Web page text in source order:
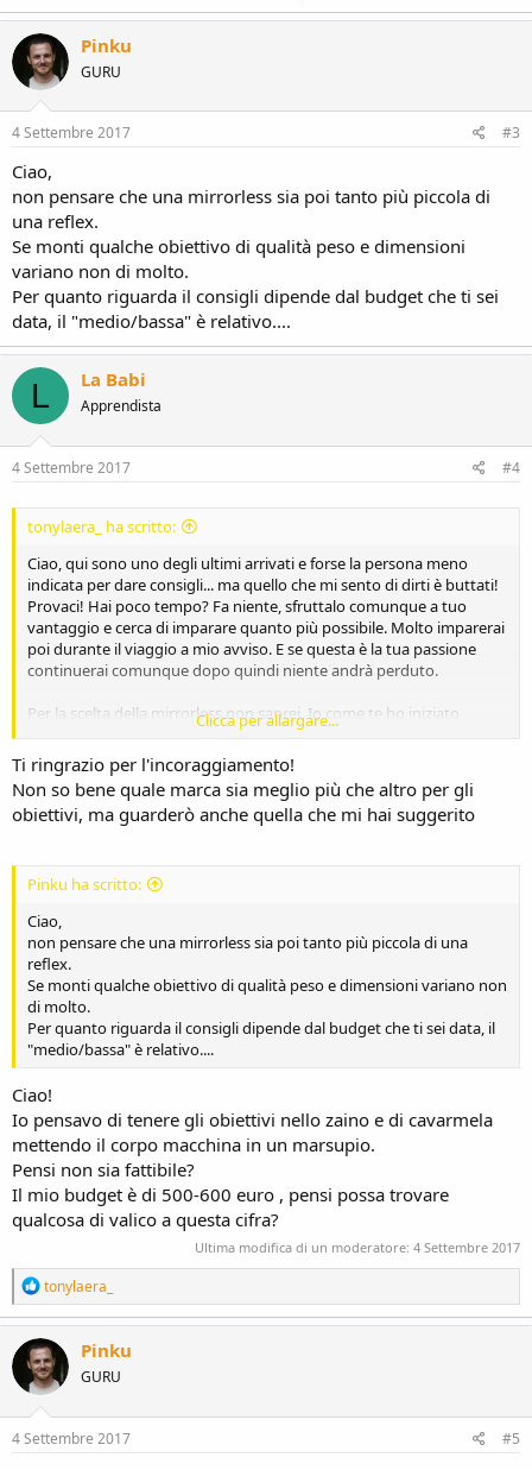
Pinku
GURU
4 Settembre 2017 #3
Ciao,
non pensare che una mirrorless sia poi tanto più piccola di
una reflex.
Se monti qualche obiettivo di qualità peso e dimensioni
variano non di molto.
Per quanto riguarda il consigli dipende dal budget che ti sei
data, il "medio/bassa" è relativo....
L La Babi
Apprendista
4 Settembre 2017 #4
tonylaera_ ha scritto:
Ciao, qui sono uno degli ultimi arrivati e forse la persona meno
indicata per dare consigli... ma quello che mi sento di dirti è buttati!
Provaci! Hai poco tempo? Fa niente, sfruttalo comunque a tuo
vantaggio e cerca di imparare quanto più possibile. Molto imparerai
poi durante il viaggio a mio avviso. E se questa è la tua passione
continuerai comunque dopo quindi niente andrà perduto.
Per la scelta della mirrorless non saprei. Io come te ho iniziato
veramente da poco e ho una Sony a5000 che, per me che sono un
novizio, mi sta dando comunque belle soddisfazioni. Pagata non
molto essendo una entry level, ma per imparare la consiglio. Magari
prova a vedere anche la a5100, perché la mia credo sia ormai fuori
produzione.
Clicca per allargare...
Ti ringrazio per l'incoraggiamento!
Non so bene quale marca sia meglio più che altro per gli
obiettivi, ma guarderò anche quella che mi hai suggerito
Pinku ha scritto:
Ciao,
non pensare che una mirrorless sia poi tanto più piccola di una
reflex.
Se monti qualche obiettivo di qualità peso e dimensioni variano non
di molto.
Per quanto riguarda il consigli dipende dal budget che ti sei data, il
"medio/bassa" è relativo....
Ciao!
Io pensavo di tenere gli obiettivi nello zaino e di cavarmela
mettendo il corpo macchina in un marsupio.
Pensi non sia fattibile?
Il mio budget è di 500-600 euro , pensi possa trovare
qualcosa di valico a questa cifra?
Ultima modifica di un moderatore: 4 Settembre 2017
R
e
a
c
t
i
o
n
s
tonylaera_
Pinku
GURU
4 Settembre 2017 #5